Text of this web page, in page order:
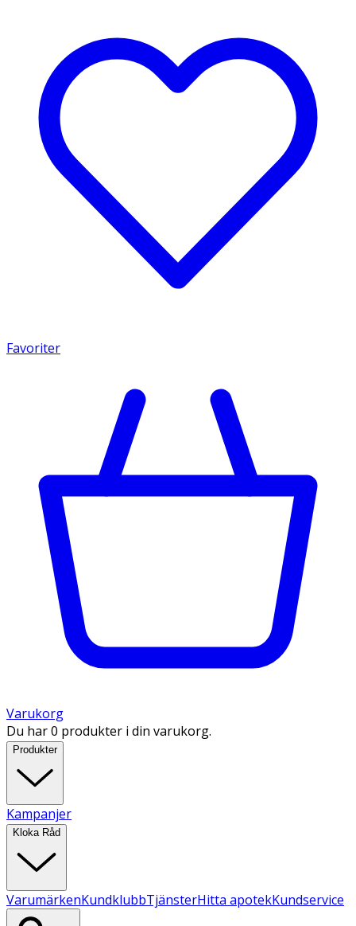
Favoriter
Varukorg
Du har 0 produkter i din varukorg.
Produkter
Kampanjer
Kloka Råd
VarumärkenKundklubbTjänsterHitta apotekKundservice